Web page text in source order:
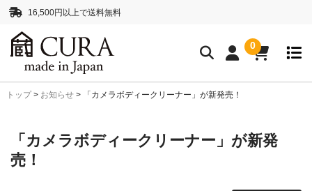
16,500円以上で送料無料
0
クリーニングアイテム
レンズクリーナー液
トップ> お知らせ> 「カメラボディークリーナー」が新発売！
「カメラボディークリーナー」が新発
売！